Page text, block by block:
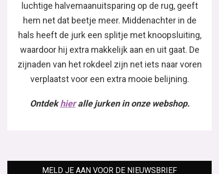
luchtige halvemaanuitsparing op de rug, geeft
hem net dat beetje meer. Middenachter in de
hals heeft de jurk een splitje met knoopsluiting,
waardoor hij extra makkelijk aan en uit gaat. De
zijnaden van het rokdeel zijn net iets naar voren
verplaatst voor een extra mooie belijning.
Ontdekhieralle jurken in onze webshop.
MELD JE AAN VOOR DE NIEUWSBRIEF